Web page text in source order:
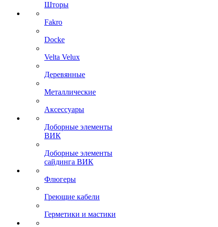
Шторы
Fakro
Docke
Velta Velux
Деревянные
Металлические
Аксессуары
Доборные элементы
ВИК
Доборные элементы
сайдинга ВИК
Флюгеры
Греющие кабели
Герметики и мастики